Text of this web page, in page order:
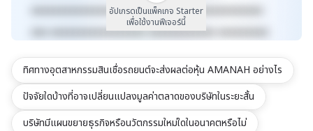
xxxxxxxxxxxxxxxxxxxxxxxxxx xxxxxxxxxxxxxxx
xxx xxxxxxxxxxxxxxxxx xxxxxxxxxxxx xxxxxxxxx
xxxxxxxxxxx xxxxxxxx xxxxxxxxxxxxxxxxxxxxxxx
xxxxxxxxxxxxxxxxxxx xxxxx
xxxxxxxxxxxxxxxxxxxxxxxxxxxxxx
อัปเกรดเป็นแพ็คเกจ Starter
เพื่อใช้งานฟีเจอร์นี้
ทิศทางอุตสาหกรรมสินเชื่อรถยนต์จะส่งผลต่อหุ้น AMANAH อย่างไร
ปัจจัยใดบ้างที่อาจเปลี่ยนแปลงมูลค่าตลาดของบริษัทในระยะสั้น
บริษัทมีแผนขยายธุรกิจหรือนวัตกรรมใหม่ใดในอนาคตหรือไม่